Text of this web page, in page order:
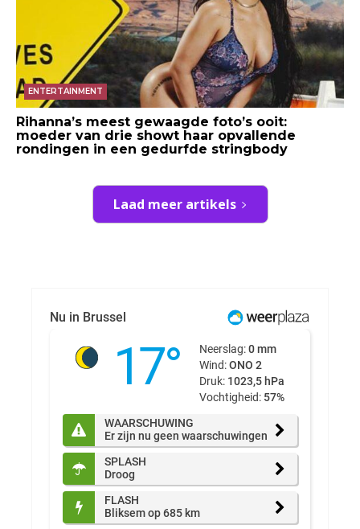
ENTERTAINMENT
Rihanna’s meest gewaagde foto’s ooit:
moeder van drie showt haar opvallende
rondingen in een gedurfde stringbody
Laad meer artikels